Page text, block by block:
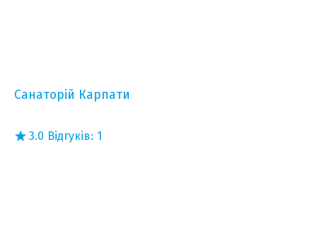
Санаторій Карпати
3.0 Відгуків: 1